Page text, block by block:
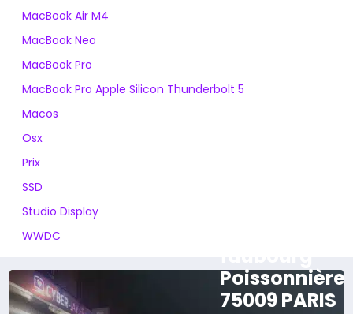
MacBook Air M4
MacBook Neo
MacBook Pro
MacBook Pro Apple Silicon Thunderbolt 5
Macos
Osx
Prix
SSD
Studio Display
WWDC
Poissonnière
75009 PARIS